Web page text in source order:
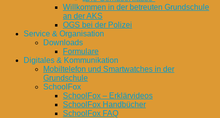
Willkommen in der betreuten Grundschule
an der AKS
OGS bei der Polizei
Service & Organisation
Downloads
Formulare
Digitales & Kommunikation
Mobiltelefon und Smartwatches in der
Grundschule
SchoolFox
SchoolFox – Erklärvideos
SchoolFox Handbücher
SchoolFox FAQ